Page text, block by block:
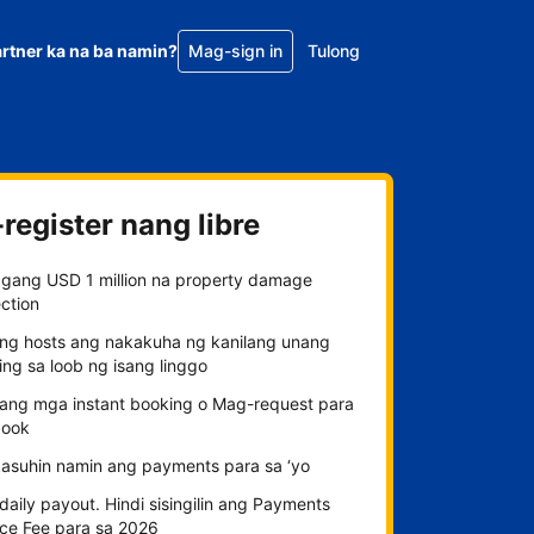
ka na ba namin? Mag-sign in Tulong
nang libre
USD 1 million na property damage
hosts ang nakakuha ng kanilang unang
sa loob ng isang linggo
mga instant booking o Mag-request para
namin ang payments para sa ‘yo
payout. Hindi sisingilin ang Payments
Fee para sa 2026